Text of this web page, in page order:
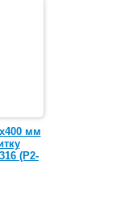
мм
(Р2-